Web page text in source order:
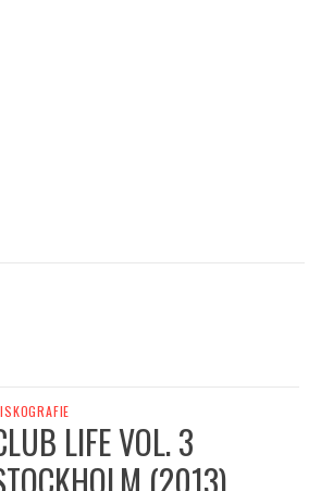
LIFE VOL. 3
(2013)